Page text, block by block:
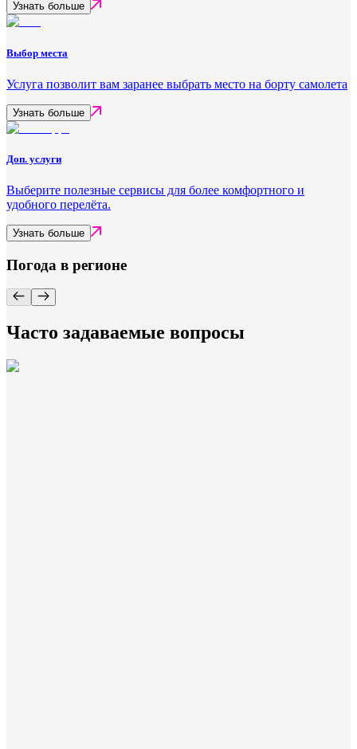
Узнать больше
Выбор места
Услуга позволит вам заранее выбрать место на борту самолета
Узнать больше
Доп. услуги
Выберите полезные сервисы для более комфортного и
удобного перелёта.
Узнать больше
Погода в регионе
Часто задаваемые вопросы